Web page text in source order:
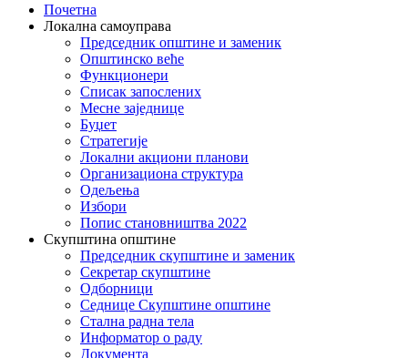
Почетна
Локална самоуправа
Председник општине и заменик
Општинско веће
Функционери
Списак запослених
Месне заједнице
Буџет
Стратегије
Локални акциони планови
Организациона структура
Одељења
Избори
Попис становништва 2022
Скупштина општине
Председник скупштине и заменик
Секретар скупштине
Одборници
Седнице Скупштине општине
Стална радна тела
Информатор о раду
Документа